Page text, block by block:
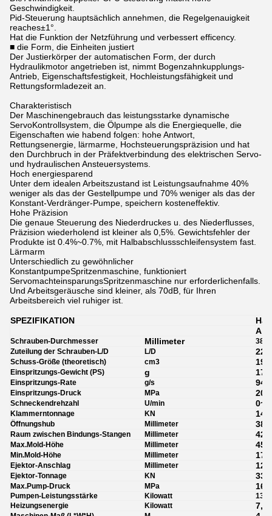
Geschwindigkeit.
Pid-Steuerung hauptsächlich annehmen, die Regelgenauigkeit
reaches±1°.
Hat die Funktion der Netzführung und verbessert efficency.
■ die Form, die Einheiten justiert
Der Justierkörper der automatischen Form, der durch
Hydraulikmotor angetrieben ist, nimmt Bogenzahnkupplungs-
Antrieb, Eigenschaftsfestigkeit, Hochleistungsfähigkeit und
Rettungsformladezeit an.
Charakteristisch
Der Maschinengebrauch das leistungsstarke dynamische
ServoKontrollsystem, die Ölpumpe als die Energiequelle, die
Eigenschaften wie habend folgen: hohe Antwort,
Rettungsenergie, lärmarme, Hochsteuerungspräzision und hat
den Durchbruch in der Präfektverbindung des elektrischen Servo-
und hydraulischen Ansteuersystems.
Hoch energiesparend
Unter dem idealen Arbeitszustand ist Leistungsaufnahme 40%
weniger als das der Gestellpumpe und 70% weniger als das der
Konstant-Verdränger-Pumpe, speichern kosteneffektiv.
Hohe Präzision
Die genaue Steuerung des Niederdruckes u. des Niederflusses,
Präzision wiederholend ist kleiner als 0,5%. Gewichtsfehler der
Produkte ist 0.4%~0.7%, mit Halbabschlussschleifensystem fast.
Lärmarm
Unterschiedlich zu gewöhnlicher
KonstantpumpeSpritzenmaschine, funktioniert
ServomachteinsparungsSpritzenmaschine nur erforderlichenfalls.
Und Arbeitsgeräusche sind kleiner, als 70dB, für Ihren
Arbeitsbereich viel ruhiger ist.
SPEZIFIKATION
A
Schrauben-Durchmesser Millimeter
38
Zuteilung der Schrauben-L/D
L/D 22,1
Schuss-Größe (theoretisch) cm3 193
Einspritzungs-Gewicht (PS) g 176
Einspritzungs-Rate g/s 94
Einspritzungs-Druck MPa 205
Schneckendrehzahl U/min
Klammerntonnage KN
Öffnungshub Millimeter 380
Raum zwischen Bindungs-Stangen Millimeter
Max.Mold-Höhe Millimeter 450
Min.Mold-Höhe Millimeter 170
Ejektor-Anschlag Millimeter 120
Ejektor-Tonnage KN 33
Max.Pump-Druck MPa 16
Pumpen-Leistungsstärke Kilowatt
13
Heizungsenergie
Kilowatt 7,2